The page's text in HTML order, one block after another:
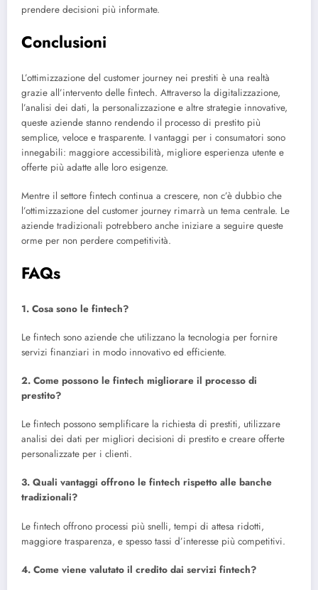
prendere decisioni più informate.
Conclusioni
L’ottimizzazione del customer journey nei prestiti è una realtà
grazie all’intervento delle fintech. Attraverso la digitalizzazione,
l’analisi dei dati, la personalizzazione e altre strategie innovative,
queste aziende stanno rendendo il processo di prestito più
semplice, veloce e trasparente. I vantaggi per i consumatori sono
innegabili: maggiore accessibilità, migliore esperienza utente e
offerte più adatte alle loro esigenze.
Mentre il settore fintech continua a crescere, non c’è dubbio che
l’ottimizzazione del customer journey rimarrà un tema centrale. Le
aziende tradizionali potrebbero anche iniziare a seguire queste
orme per non perdere competitività.
FAQs
1. Cosa sono le fintech?
Le fintech sono aziende che utilizzano la tecnologia per fornire
servizi finanziari in modo innovativo ed efficiente.
2. Come possono le fintech migliorare il processo di
prestito?
Le fintech possono semplificare la richiesta di prestiti, utilizzare
analisi dei dati per migliori decisioni di prestito e creare offerte
personalizzate per i clienti.
3. Quali vantaggi offrono le fintech rispetto alle banche
tradizionali?
Le fintech offrono processi più snelli, tempi di attesa ridotti,
maggiore trasparenza, e spesso tassi d’interesse più competitivi.
4. Come viene valutato il credito dai servizi fintech?